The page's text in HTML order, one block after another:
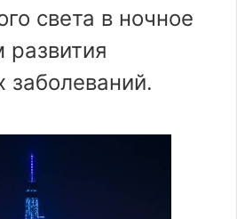
света в ночное
развития
заболеваний.